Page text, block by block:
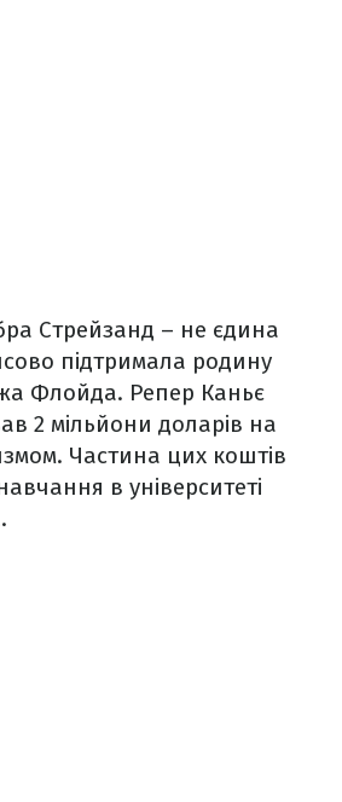
Стрейзанд – не єдина
підтримала родину
Флойда. Репер Каньє
2 мільйони доларів на
Частина цих коштів
в університеті